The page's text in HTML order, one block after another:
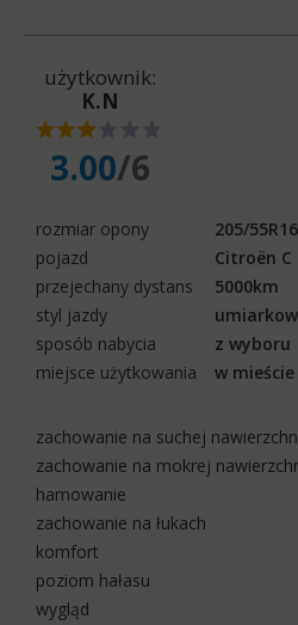
użytkownik:
K.N
3.00/6
rozmiar opony
205/55R16
pojazd
Citroën C
przejechany dystans
5000km
styl jazdy
sposób nabycia
z wyboru
miejsce użytkowania
w
zachowanie na suchej
zachowanie na mokrej
hamowanie
zachowanie na łukach
komfort
poziom hałasu
wygląd